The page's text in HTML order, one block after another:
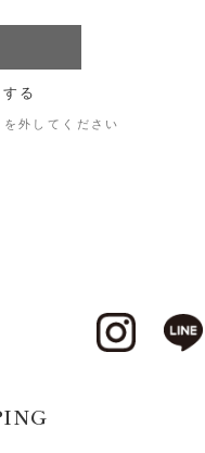
る
外してください